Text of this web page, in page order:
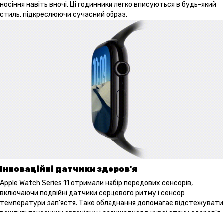
носіння навіть вночі. Ці годинники легко вписуються в будь-який
стиль, підкреслюючи сучасний образ.
Інноваційні датчики здоров'я
Apple Watch Series 11 отримали набір передових сенсорів,
включаючи подвійні датчики серцевого ритму і сенсор
температури зап'ястя. Таке обладнання допомагає відстежувати